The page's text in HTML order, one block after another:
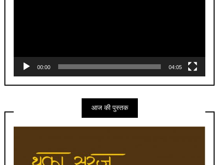
00:00 04:05
आज की पुस्तक